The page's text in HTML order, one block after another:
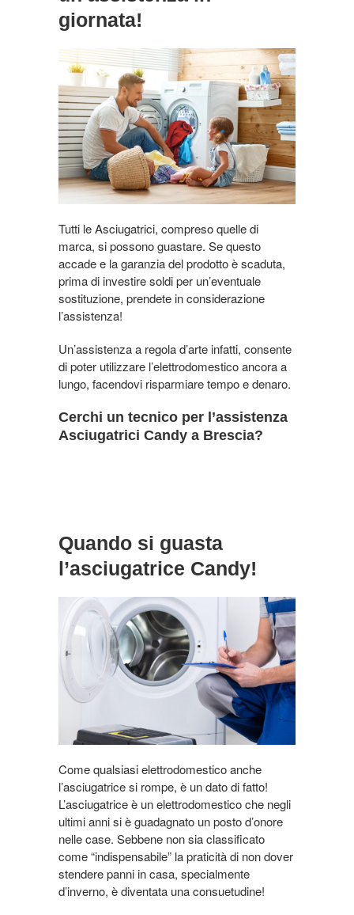
giornata!
Tutti le Asciugatrici, compreso quelle di
marca, si possono guastare. Se questo
accade e la garanzia del prodotto è scaduta,
prima di investire soldi per un’eventuale
sostituzione, prendete in considerazione
l’assistenza!
Un’assistenza a regola d’arte infatti, consente
di poter utilizzare l’elettrodomestico ancora a
lungo, facendovi risparmiare tempo e denaro.
Cerchi un tecnico per l’assistenza
Asciugatrici Candy a Brescia?
Quando si guasta
l’asciugatrice Candy!
Come qualsiasi elettrodomestico anche
l’asciugatrice si rompe, è un dato di fatto!
L’asciugatrice è un elettrodomestico che negli
ultimi anni si è guadagnato un posto d’onore
nelle case. Sebbene non sia classificato
come “indispensabile” la praticità di non dover
stendere panni in casa, specialmente
d’inverno, è diventata una consuetudine!